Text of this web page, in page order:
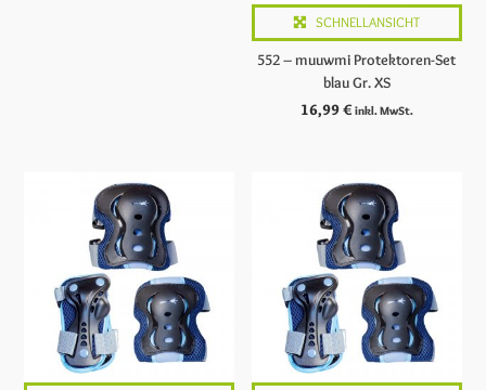
SCHNELLANSICHT
552 – muuwmi Protektoren-Set
blau Gr. XS
16,99€ inkl. MwSt.